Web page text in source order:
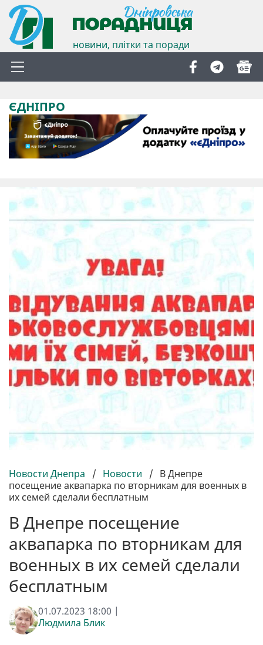
новини, плітки та поради
ЄДНІПРО
Новости Днепра / Новости / В Днепре
посещение аквапарка по вторникам для военных в
их семей сделали бесплатным
В Днепре посещение
аквапарка по вторникам для
военных в их семей сделали
бесплатным
01.07.2023 18:00 |
Людмила Блик